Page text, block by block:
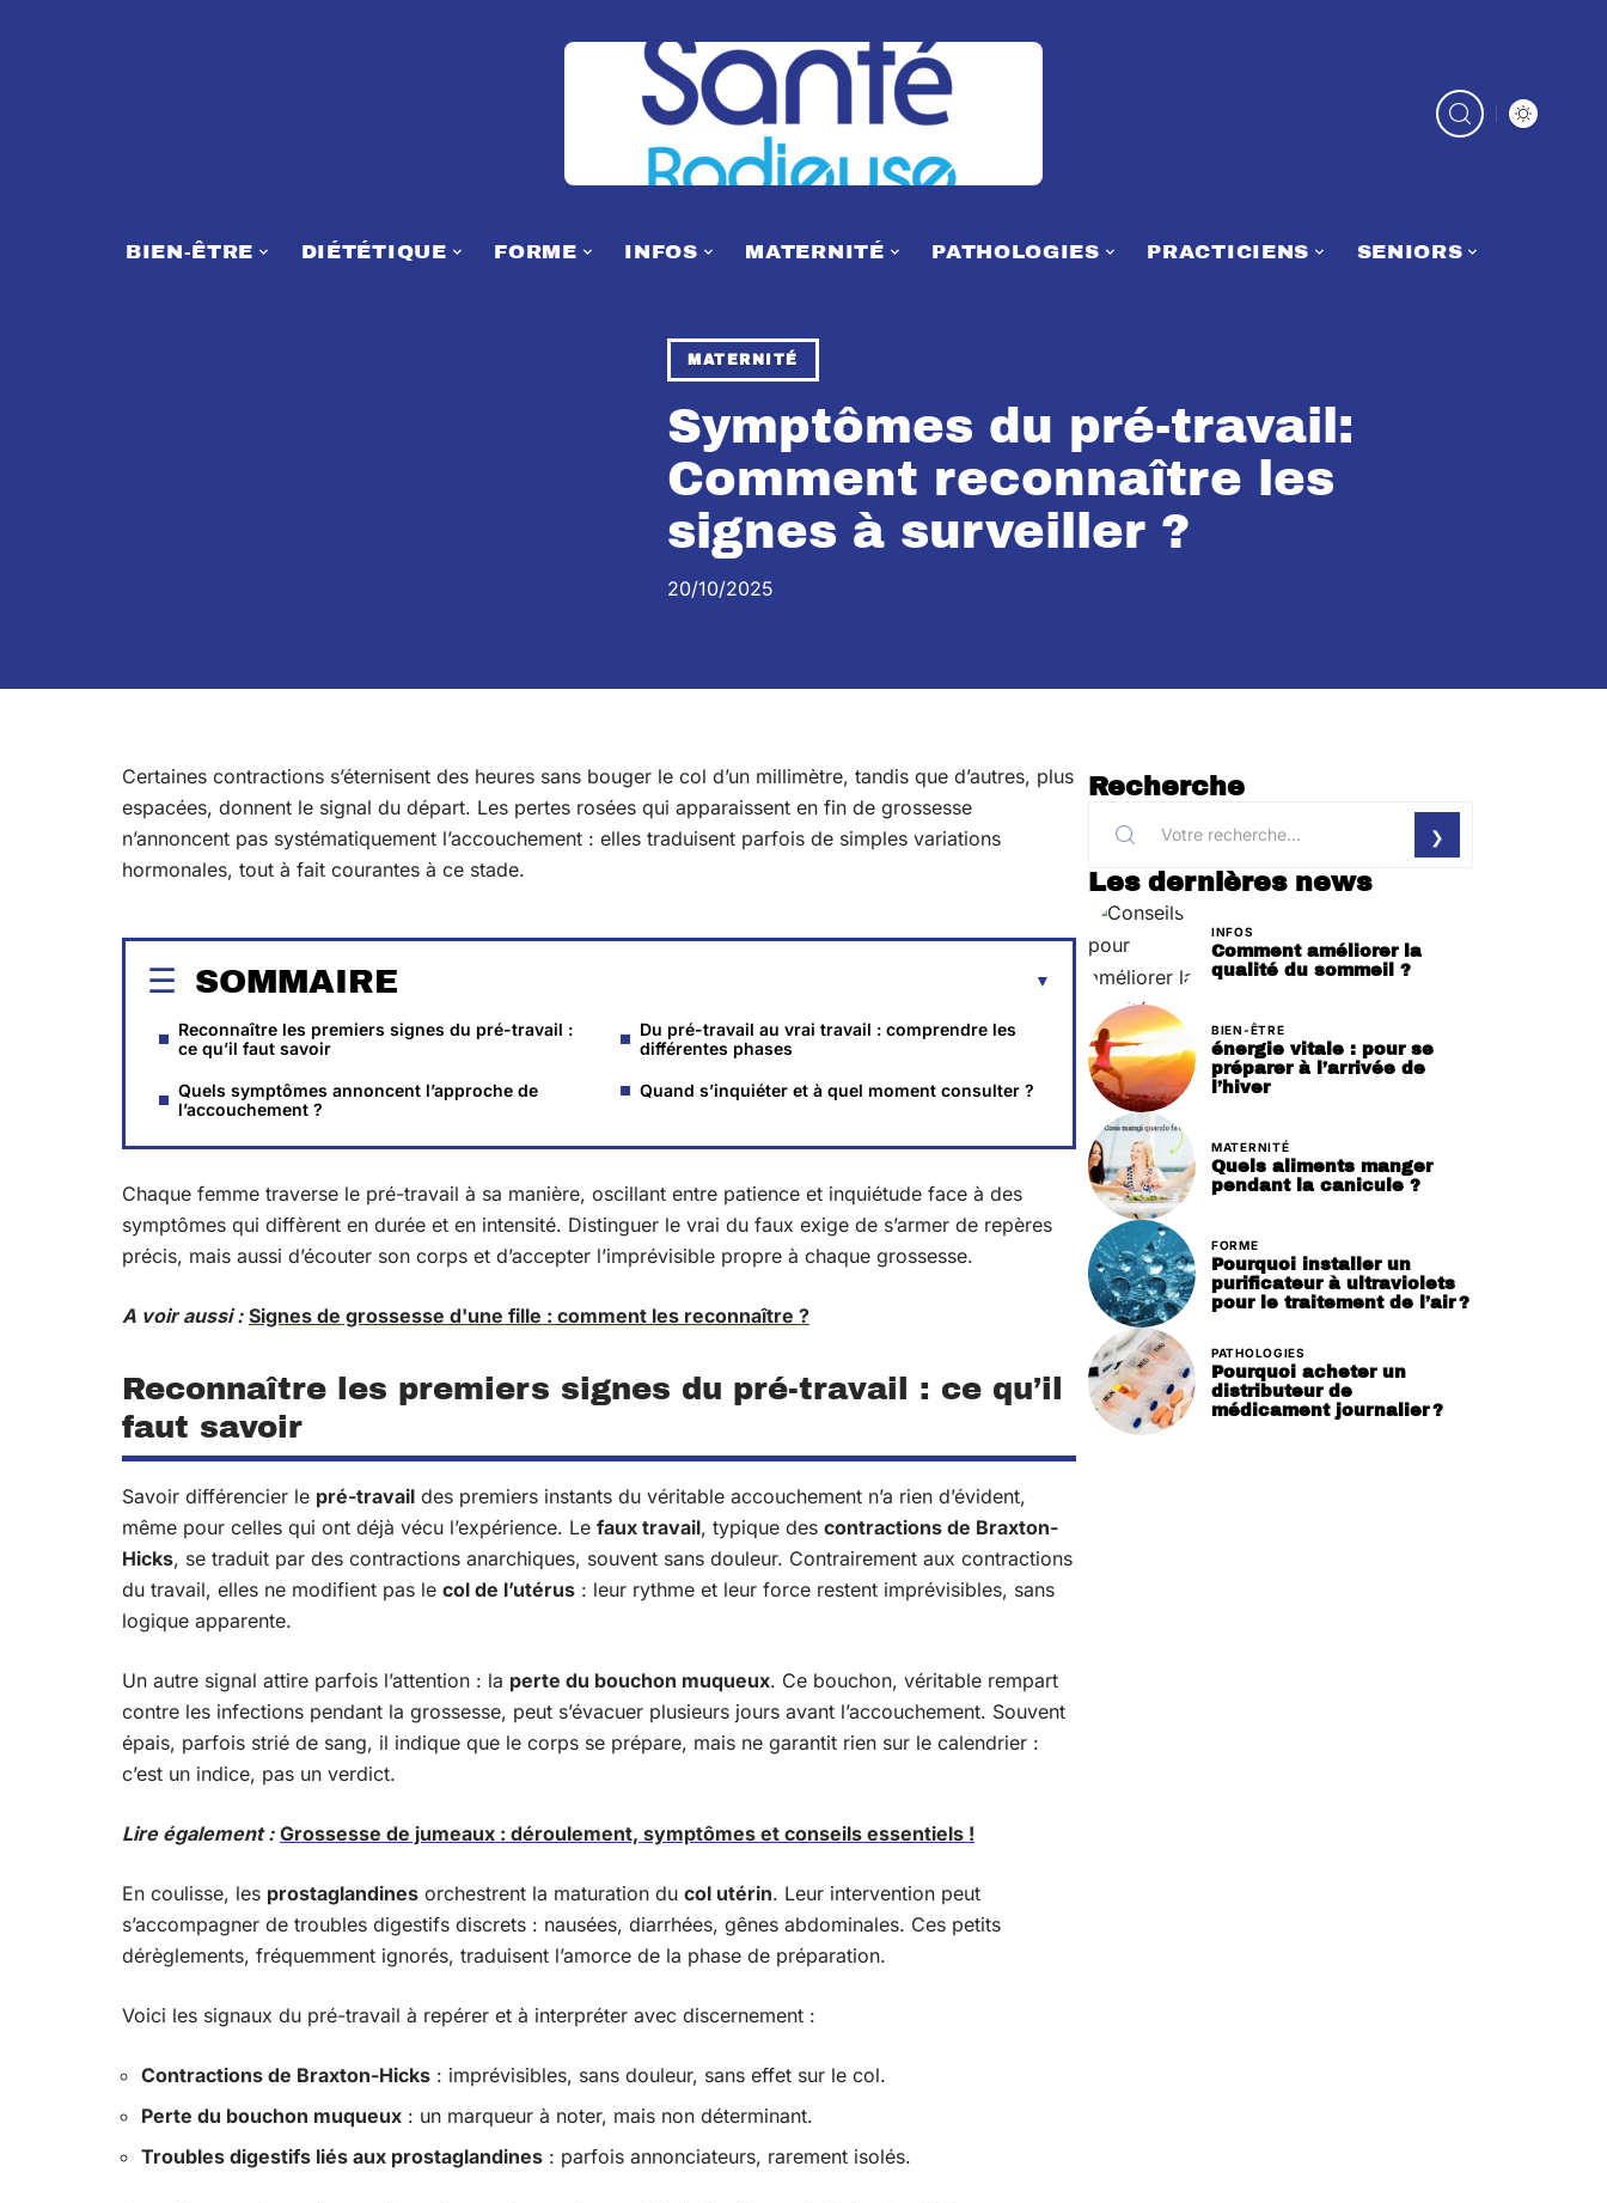
BIEN-ÊTRE DIÉTÉTIQUE FORME INFOS MATERNITÉ PATHOLOGIES PRACTICIENS SENIORS
MATERNITÉ
Symptômes du pré-travail:
Comment reconnaître les
signes à surveiller ?
20/10/2025
Certaines contractions s’éternisent des heures sans bouger le col d’un millimètre, tandis que d’autres, plus
espacées, donnent le signal du départ. Les pertes rosées qui apparaissent en fin de grossesse
n’annoncent pas systématiquement l’accouchement : elles traduisent parfois de simples variations
hormonales, tout à fait courantes à ce stade.
SOMMAIRE
Reconnaître les premiers signes du pré-travail :
ce qu’il faut savoir
Quels symptômes annoncent l’approche de
l’accouchement ?
Du pré-travail au vrai travail : comprendre les
différentes phases
Quand s’inquiéter et à quel moment consulter ?
Chaque femme traverse le pré-travail à sa manière, oscillant entre patience et inquiétude face à des
symptômes qui diffèrent en durée et en intensité. Distinguer le vrai du faux exige de s’armer de repères
précis, mais aussi d’écouter son corps et d’accepter l’imprévisible propre à chaque grossesse.
A voir aussi : Signes de grossesse d'une fille : comment les reconnaître ?
Reconnaître les premiers signes du pré-travail : ce qu’il
faut savoir
Savoir différencier le pré-travail des premiers instants du véritable accouchement n’a rien d’évident,
même pour celles qui ont déjà vécu l’expérience. Le faux travail, typique des contractions de Braxton-
Hicks, se traduit par des contractions anarchiques, souvent sans douleur. Contrairement aux contractions
du travail, elles ne modifient pas le col de l’utérus : leur rythme et leur force restent imprévisibles, sans
logique apparente.
Un autre signal attire parfois l’attention : la perte du bouchon muqueux. Ce bouchon, véritable rempart
contre les infections pendant la grossesse, peut s’évacuer plusieurs jours avant l’accouchement. Souvent
épais, parfois strié de sang, il indique que le corps se prépare, mais ne garantit rien sur le calendrier :
c’est un indice, pas un verdict.
Lire également : Grossesse de jumeaux : déroulement, symptômes et conseils essentiels !
En coulisse, les prostaglandines orchestrent la maturation du col utérin. Leur intervention peut
s’accompagner de troubles digestifs discrets : nausées, diarrhées, gênes abdominales. Ces petits
dérèglements, fréquemment ignorés, traduisent l’amorce de la phase de préparation.
Voici les signaux du pré-travail à repérer et à interpréter avec discernement :
Contractions de Braxton-Hicks : imprévisibles, sans douleur, sans effet sur le col.
Perte du bouchon muqueux : un marqueur à noter, mais non déterminant.
Troubles digestifs liés aux prostaglandines : parfois annonciateurs, rarement isolés.
Recherche
Les dernières news
INFOS
Comment améliorer la
qualité du sommeil ?
BIEN-ÊTRE
énergie vitale : pour se
préparer à l’arrivée de
l’hiver
MATERNITÉ
Quels aliments manger
pendant la canicule ?
FORME
Pourquoi installer un
purificateur à ultraviolets
pour le traitement de l’air ?
PATHOLOGIES
Pourquoi acheter un
distributeur de
médicament journalier ?